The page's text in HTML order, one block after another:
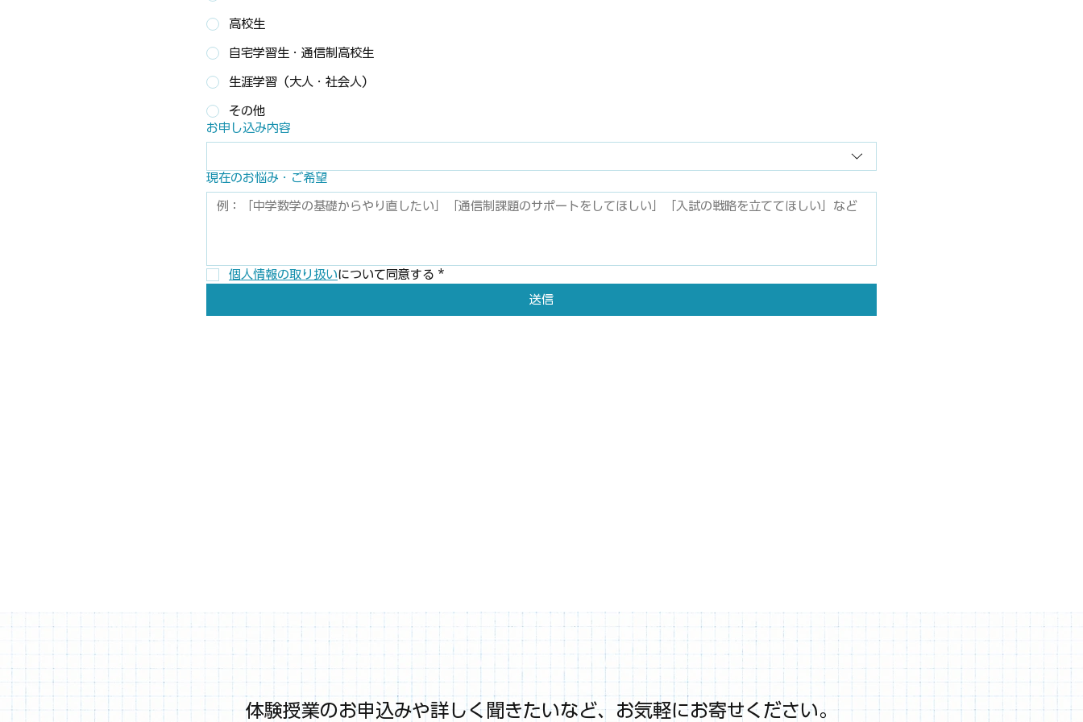
高校生
自宅学習生・通信制高校生
生涯学習（大人・社会人）
その他
お申し込み内容
現在のお悩み・ご希望
個人情報の取り扱いについて同意する *
送信
体験授業のお申込みや詳しく聞きたいなど、お気軽にお寄せください。